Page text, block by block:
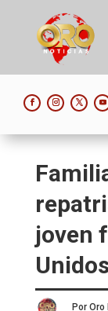
joven
Por Oro